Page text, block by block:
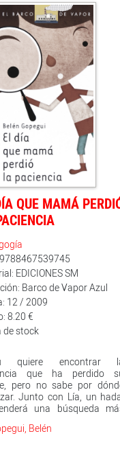
un ministro del Interior
en quitar de en medio a
rival política y una
verdugo de su
destino, Acceso no
podría ser, como dijo
J. Juliá, «la road movie del
de los últimos
en muchos
narra el encuentro de dos
crepusculares perdidos en
mundos a los cuales
el político desgastado
aún quiere cambiar
las cosas desde
de poder que le ha sido
por las urnas y el
hacker, que desde
electrónicos de la red
reescribir el código de lo
el envés de la trama alienta
de quienes rechazan un
en apariencia
no autorizado
una historia de insólita
entre desconocidos que
descubierto la soledad y la
del poder, la red que tejen
las condiciones objetivas y
sorpresa que nos
cada nuevo libro de
no es la de su calidad
indiscutible-, sino
acierto.»
El País«Acceso
profundiza el plan de
QUE MAMÁ
EDICIONES SM
Barco de Vapor Azul
12 / 2009
8.20 €
de stock
quiere encontrar
que ha perdido
pero no sabe por
Junto con Lía, un
una búsqueda
es inmaterial? ¿A qué
Belén